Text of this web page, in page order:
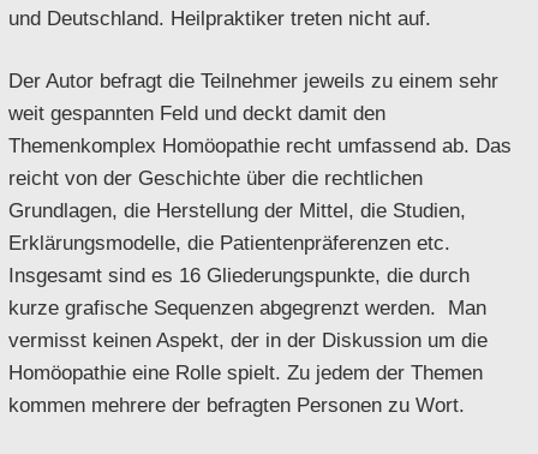
und Deutschland. Heilpraktiker treten nicht auf.
Der Autor befragt die Teilnehmer jeweils zu einem sehr
weit gespannten Feld und deckt damit den
Themenkomplex Homöopathie recht umfassend ab. Das
reicht von der Geschichte über die rechtlichen
Grundlagen, die Herstellung der Mittel, die Studien,
Erklärungsmodelle, die Patientenpräferenzen etc.
Insgesamt sind es 16 Gliederungspunkte, die durch
kurze grafische Sequenzen abgegrenzt werden. Man
vermisst keinen Aspekt, der in der Diskussion um die
Homöopathie eine Rolle spielt. Zu jedem der Themen
kommen mehrere der befragten Personen zu Wort.